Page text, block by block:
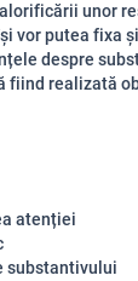
unor
vor putea fixa și
despre
fiind realizată
atenției
substantivului